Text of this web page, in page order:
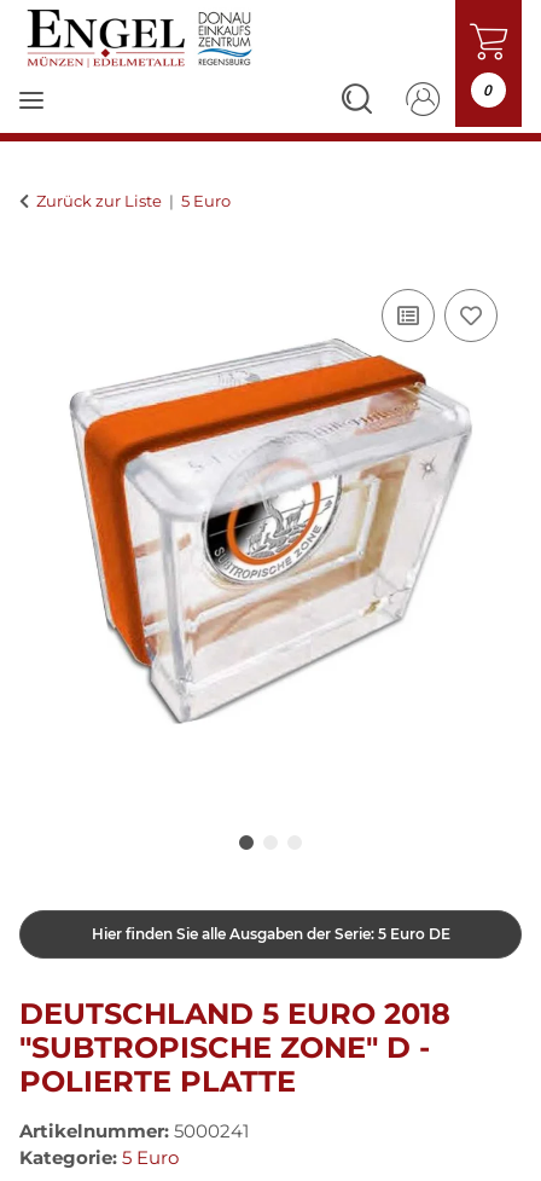
0
Zurück zur Liste 5 Euro
Hier finden Sie alle Ausgaben der Serie: 5 Euro DE
DEUTSCHLAND 5 EURO 2018
"SUBTROPISCHE ZONE" D -
POLIERTE PLATTE
Artikelnummer: 5000241
Kategorie: 5 Euro